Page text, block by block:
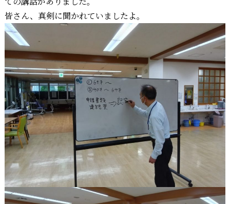
皆さん、真剣に聞かれていましたよ。